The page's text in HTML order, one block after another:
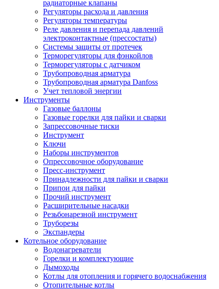
радиаторные клапаны
Регуляторы расхода и давления
Регуляторы температуры
Реле давления и перепада давлений
электроконтактные (прессостаты)
Системы защиты от протечек
Терморегуляторы для фэнкойлов
Терморегуляторы с датчиком
Трубопроводная арматура
Трубопроводная арматура Danfoss
Учет тепловой энергии
Инструменты
Газовые баллоны
Газовые горелки для пайки и сварки
Запрессовочные тиски
Инструмент
Ключи
Наборы инструментов
Опрессовочное оборудование
Пресс-инструмент
Принадлежности для пайки и сварки
Припои для пайки
Прочий инструмент
Расширительные насадки
Резьбонарезной инструмент
Труборезы
Экспандеры
Котельное оборудование
Водонагреватели
Горелки и комплектующие
Дымоходы
Котлы для отопления и горячего водоснабжения
Отопительные котлы